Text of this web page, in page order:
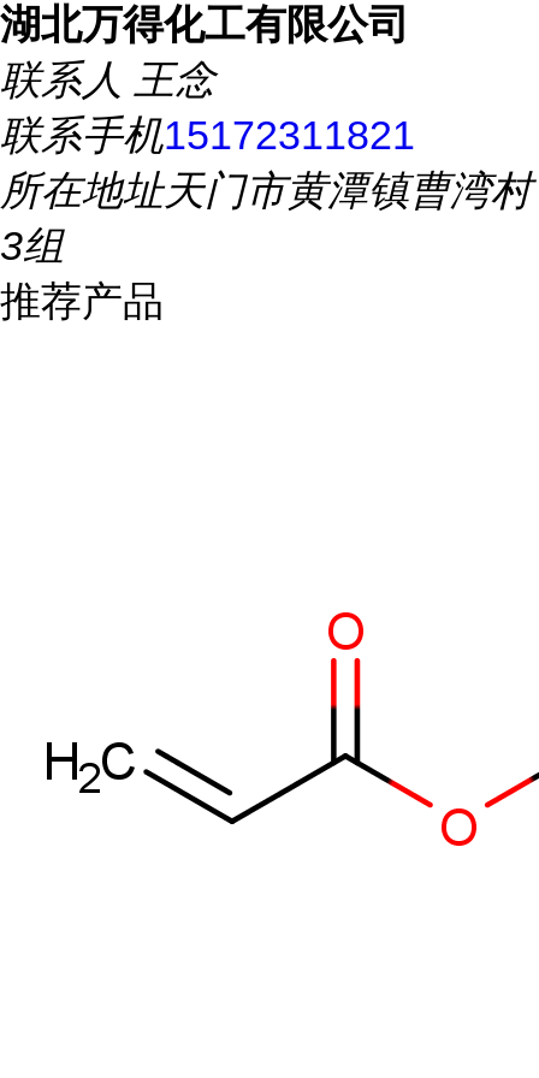
湖北万得化工有限公司
联系人 王念
联系手机15172311821
所在地址天门市黄潭镇曹湾村
3组
推荐产品